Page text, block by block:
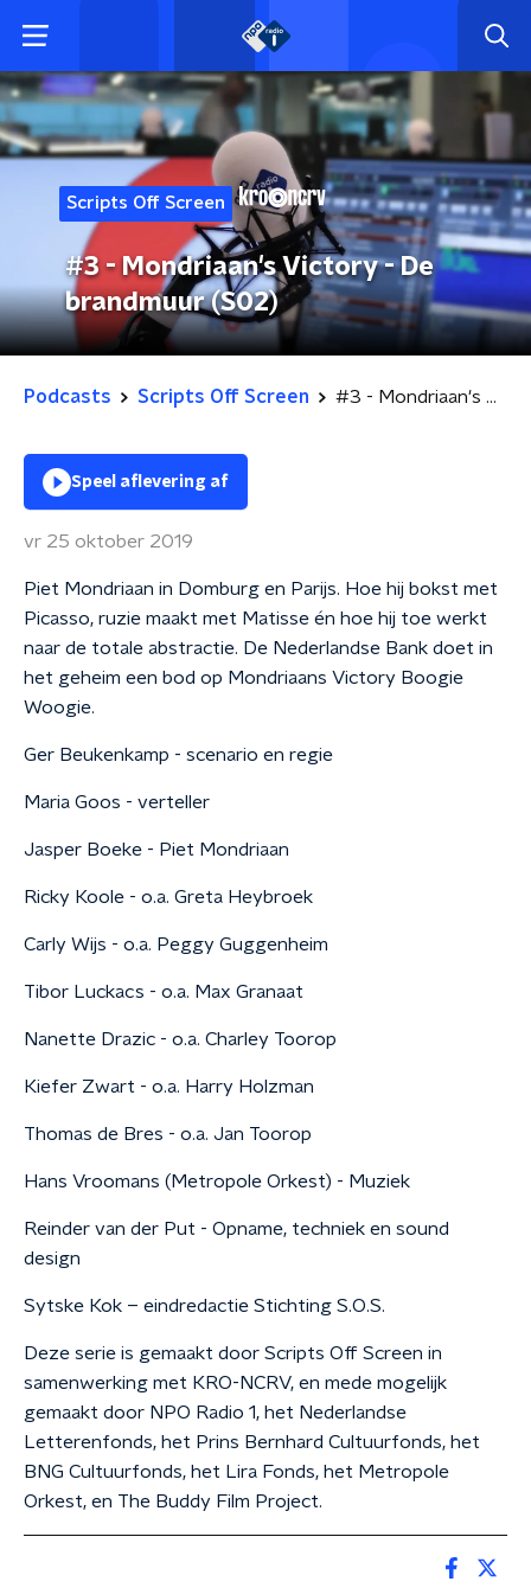
Scripts Off Screen
#3 - Mondriaan's Victory - De
brandmuur (S02)
Podcasts Scripts Off Screen #3 - Mondriaan's Victory - De brandmuur (S02)
Speel aflevering af
vr 25 oktober 2019
Piet Mondriaan in Domburg en Parijs. Hoe hij bokst met
Picasso, ruzie maakt met Matisse én hoe hij toe werkt
naar de totale abstractie. De Nederlandse Bank doet in
het geheim een bod op Mondriaans Victory Boogie
Woogie.
Ger Beukenkamp - scenario en regie
Maria Goos - verteller
Jasper Boeke - Piet Mondriaan
Ricky Koole - o.a. Greta Heybroek
Carly Wijs - o.a. Peggy Guggenheim
Tibor Luckacs - o.a. Max Granaat
Nanette Drazic - o.a. Charley Toorop
Kiefer Zwart - o.a. Harry Holzman
Thomas de Bres - o.a. Jan Toorop
Hans Vroomans (Metropole Orkest) - Muziek
Reinder van der Put - Opname, techniek en sound
design
Sytske Kok – eindredactie Stichting S.O.S.
Deze serie is gemaakt door Scripts Off Screen in
samenwerking met KRO-NCRV, en mede mogelijk
gemaakt door NPO Radio 1, het Nederlandse
Letterenfonds, het Prins Bernhard Cultuurfonds, het
BNG Cultuurfonds, het Lira Fonds, het Metropole
Orkest, en The Buddy Film Project.